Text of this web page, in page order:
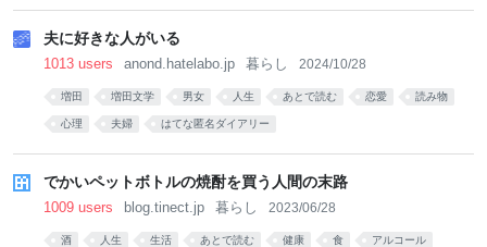
夫に好きな人がいる
1013 users anond.hatelabo.jp 暮らし 2024/10/28
増田 増田文学 男女 人生 あとで読む 恋愛 読み物
心理 夫婦 はてな匿名ダイアリー
でかいペットボトルの焼酎を買う人間の末路
1009 users blog.tinect.jp 暮らし 2023/06/28
酒 人生 生活 あとで読む 健康 食 アルコール